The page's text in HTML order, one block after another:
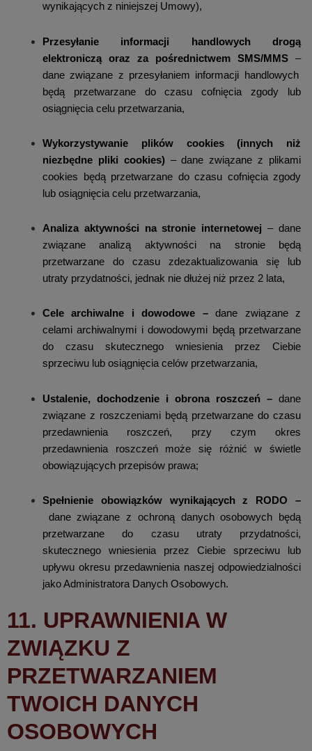
wynikających z niniejszej Umowy),
Przesyłanie informacji handlowych drogą
elektroniczą oraz za pośrednictwem SMS/MMS –
dane związane z przesyłaniem informacji handlowych
będą przetwarzane do czasu cofnięcia zgody lub
osiągnięcia celu przetwarzania,
Wykorzystywanie plików cookies (innych niż
niezbędne pliki cookies) –dane związane z plikami
cookies będą przetwarzane do czasu cofnięcia zgody
lub osiągnięcia celu przetwarzania,
Analiza aktywności na stronie internetowej–dane
związane analizą aktywności na stronie będą
przetwarzane do czasu zdezaktualizowania się lub
utraty przydatności, jednak nie dłużej niż przez 2 lata,
Cele archiwalne i dowodowe –dane związane z
celami archiwalnymi i dowodowymi będą przetwarzane
do czasu skutecznego wniesienia przez Ciebie
sprzeciwu lub osiągnięcia celów przetwarzania,
Ustalenie, dochodzenie i obrona roszczeń – dane
związane z roszczeniami będą przetwarzane do czasu
przedawnienia roszczeń, przy czym okres
przedawnienia roszczeń może się różnić w świetle
obowiązujących przepisów prawa;
Spełnienie obowiązków wynikających z RODO –
dane związane z ochroną danych osobowych będą
przetwarzane do czasu utraty przydatności,
skutecznego wniesienia przez Ciebie sprzeciwu lub
upływu okresu przedawnienia naszej odpowiedzialności
jako Administratora Danych Osobowych.
11. UPRAWNIENIA W
ZWIĄZKU Z
PRZETWARZANIEM
TWOICH DANYCH
OSOBOWYCH